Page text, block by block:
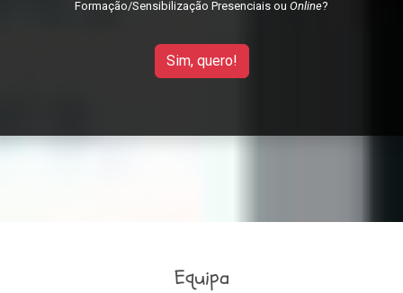
Formação/Sensibilização Presenciais ou Online?
Sim, quero!
Equipa